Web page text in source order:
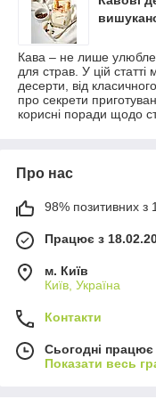
Кава – не лише
для страв. У цій
десерти, від
про секрети
корисні поради щодо
Про нас
98% позитивних з
Працює з
м. Київ
Київ, Україна
Контакти
Сьогодні
Показати весь